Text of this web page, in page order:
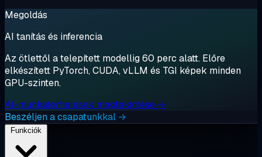
Megoldás
AI tanítás és inferencia
Az ötlettől a telepített modellig 60 perc alatt. Előre
elkészített PyTorch, CUDA, vLLM és TGI képek minden
GPU-szinten.
AI-munkaterhelések megtekintése →
Beszéljen a csapatunkkal →